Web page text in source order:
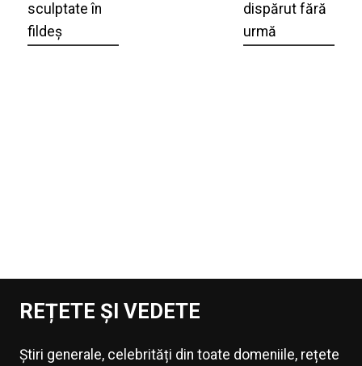
sculptate în
fildeș
dispărut fără
urmă
REȚETE ȘI VEDETE
Știri generale, celebrități din toate domeniile, rețete